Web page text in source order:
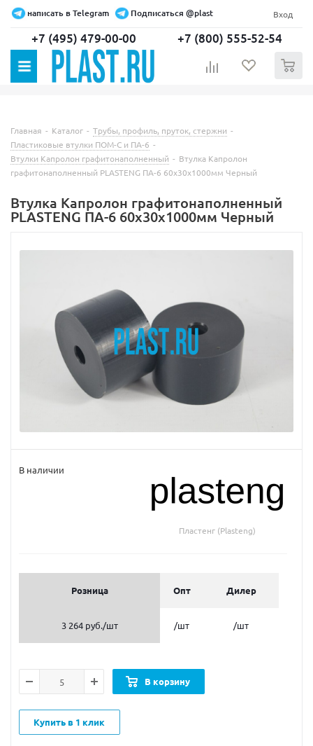
написать в Telegram Подписаться @plast Вход
+7 (495) 479-00-00 +7 (800) 555-52-54
Главная - Каталог - Трубы, профиль, пруток, стержни -
Пластиковые втулки ПОМ-С и ПА-6 -
Втулки Капролон графитонаполненный - Втулка Капролон
графитонаполненный PLASTENG ПА-6 60х30х1000мм Черный
Втулка Капролон графитонаполненный
PLASTENG ПА-6 60х30х1000мм Черный
В наличии
Пластенг (Plasteng)
Розница Опт Дилер
3 264 руб./шт /шт /шт
В корзину
Купить в 1 клик